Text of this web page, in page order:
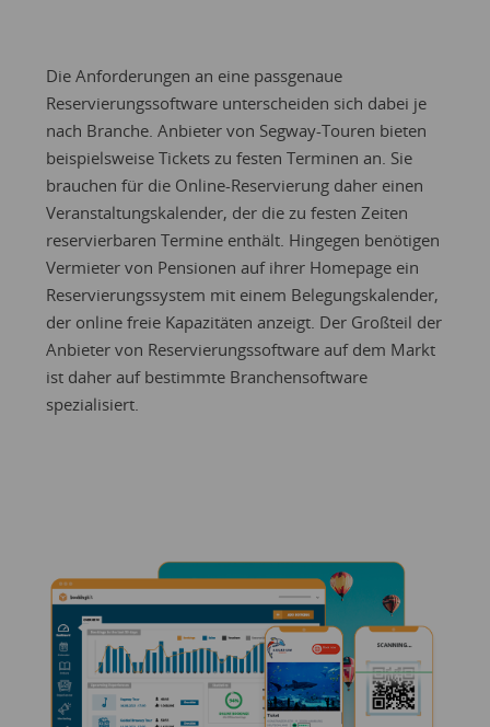
Die Anforderungen an eine passgenaue
Reservierungssoftware unterscheiden sich dabei je
nach Branche. Anbieter von Segway-Touren bieten
beispielsweise Tickets zu festen Terminen an. Sie
brauchen für die Online-Reservierung daher einen
Veranstaltungskalender, der die zu festen Zeiten
reservierbaren Termine enthält. Hingegen benötigen
Vermieter von Pensionen auf ihrer Homepage ein
Reservierungssystem mit einem Belegungskalender,
der online freie Kapazitäten anzeigt. Der Großteil der
Anbieter von Reservierungssoftware auf dem Markt
ist daher auf bestimmte Branchensoftware
spezialisiert.